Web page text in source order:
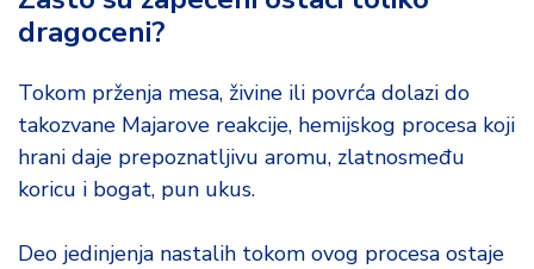
dragoceni?
Tokom prženja mesa, živine ili povrća dolazi do
takozvane Majarove reakcije, hemijskog procesa koji
hrani daje prepoznatljivu aromu, zlatnosmeđu
koricu i bogat, pun ukus.
Deo jedinjenja nastalih tokom ovog procesa ostaje